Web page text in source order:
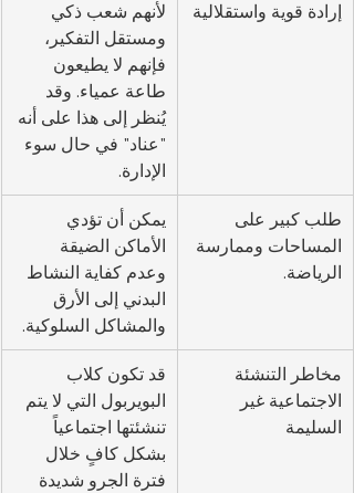
إرادة قوية واستقلالية
لأنهم شعب ذكي
ومستقل التفكير،
فإنهم لا يطيعون
طاعة عمياء. وقد
يُنظر إلى هذا على أنه
"عناد" في حال سوء
الإدارة.
طلب كبير على
المساحات وممارسة
الرياضة.
يمكن أن تؤدي
الأماكن الضيقة
وعدم كفاية النشاط
البدني إلى الأرق
والمشاكل السلوكية.
مخاطر التنشئة
الاجتماعية غير
السليمة
قد تكون كلاب
البويربول التي لا يتم
تنشئتها اجتماعياً
بشكل كافٍ خلال
فترة الجرو شديدة